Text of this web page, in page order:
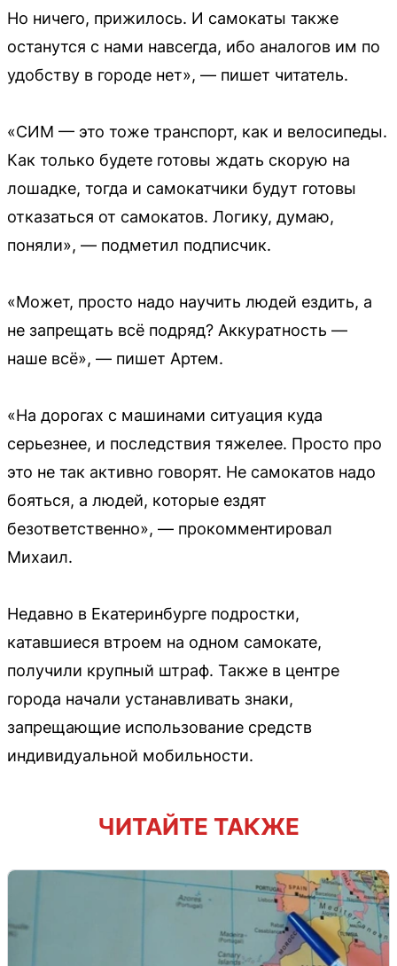
Но ничего, прижилось. И самокаты также
останутся с нами навсегда, ибо аналогов им по
удобству в городе нет», — пишет читатель.
«СИМ — это тоже транспорт, как и велосипеды.
Как только будете готовы ждать скорую на
лошадке, тогда и самокатчики будут готовы
отказаться от самокатов. Логику, думаю,
поняли», — подметил подписчик.
«Может, просто надо научить людей ездить, а
не запрещать всё подряд? Аккуратность —
наше всё», — пишет Артем.
«На дорогах с машинами ситуация куда
серьезнее, и последствия тяжелее. Просто про
это не так активно говорят. Не самокатов надо
бояться, а людей, которые ездят
безответственно», — прокомментировал
Михаил.
Недавно в Екатеринбурге подростки,
катавшиеся втроем на одном самокате,
получили крупный штраф. Также в центре
города начали устанавливать знаки,
запрещающие использование средств
индивидуальной мобильности.
ЧИТАЙТЕ ТАКЖЕ